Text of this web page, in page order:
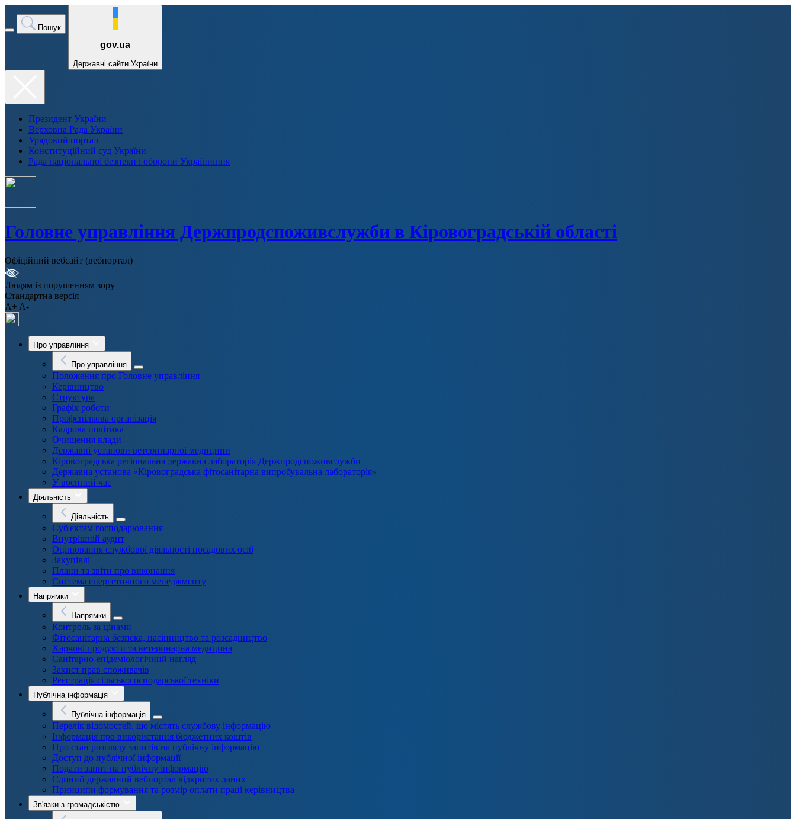
Пошук
gov.ua
Державні сайти України
Президент України
Верховна Рада України
Урядовий портал
Конституційний суд України
Рада національної безпеки і оборони Україниіння
Головне управління Держпродспоживслужби в Кіровоградській області
Офіційний вебсайт (вебпортал)
Людям із порушенням зору
Стандартна версія
A+ A-
Про управління
Про управління
Положення про Головне управління
Керівництво
Структура
Графік роботи
Профспілкова організація
Кадрова політика
Очищення влади
Державні установи ветеринарної медицини
Кіровоградська регіональна державна лабораторія Держпродспоживслужби
Державна установа «Кіровоградська фітосанітарна випробувальна лабораторія»
У воєнний час
Діяльність
Діяльність
Суб'єктам господарювання
Внутрішній аудит
Оцінювання службової діяльності посадових осіб
Закупівлі
Плани та звіти про виконання
Система енергетичного менеджменту
Напрямки
Напрямки
Контроль за цінами
Фітосанітарна безпека, насінництво та розсадництво
Харчові продукти та ветеринарна медицина
Санітарно-епідеміологічний нагляд
Захист прав споживачів
Реєстрація сільськогосподарської техніки
Публічна інформація
Публічна інформація
Перелік відомостей, що містять службову інформацію
Інформація про використання бюджетних коштів
Про стан розгляду запитів на публічну інформацію
Доступ до публічної інформації
Подати запит на публічну інформацію
Єдиний державний вебпортал відкритих даних
Принципи формування та розмір оплати праці керівництва
Зв'язки з громадськістю